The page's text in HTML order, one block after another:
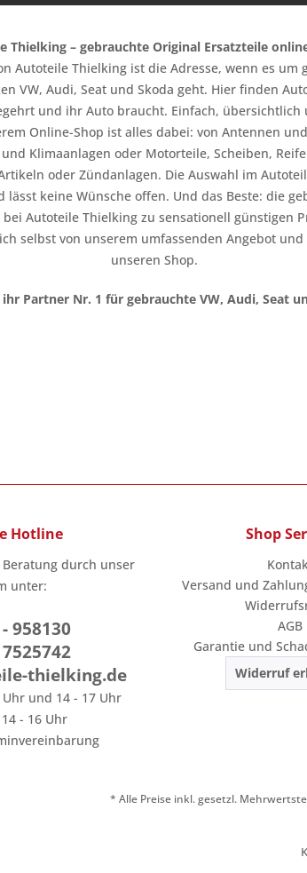
Hotline
durch unser
unter:
958130
thielking.de
Uhr und 14 - 17 Uhr
- 16 Uhr
Shop
Versand und
AGB
Garantie und
Widerruf
Thielking – gebrauchte Original Ersatzteile
Autoteile Thielking ist die Adresse, wenn es um
VW, Audi, Seat und Skoda geht. Hier finden
und ihr Auto braucht. Einfach, übersichtlich
Online-Shop ist alles dabei: von Antennen
Klimaanlagen oder Motorteile, Scheiben,
oder Zündanlagen. Die Auswahl im
lässt keine Wünsche offen. Und das Beste: die
bei Autoteile Thielking zu sensationell günstigen
selbst von unserem umfassenden Angebot
unseren Shop.
Partner Nr. 1 für gebrauchte VW, Audi, Seat
* Alle Preise inkl. gesetzl.